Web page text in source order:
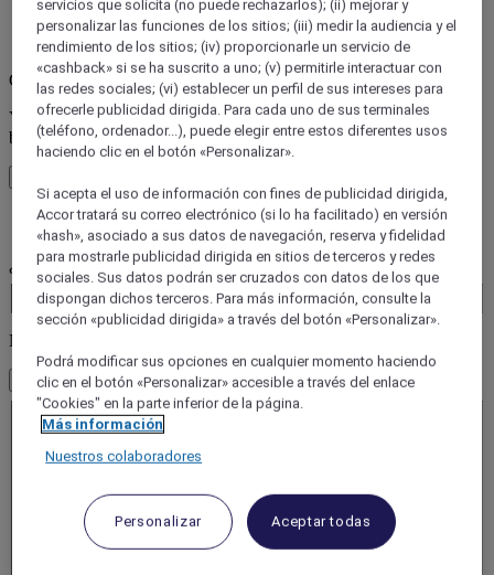
error (es)
Core booking engine
You’ll be redirected to Accor website to view available hotels and
book your stay
error (es)
¿Adónde quiere ir?
Booking Dates
Número de huéspedes
1 Habitación(es) - 1 huésped(es)
habitación 1
habitación 1
Adulto(s)
+Agregar un adulto
- Quitar a un niño